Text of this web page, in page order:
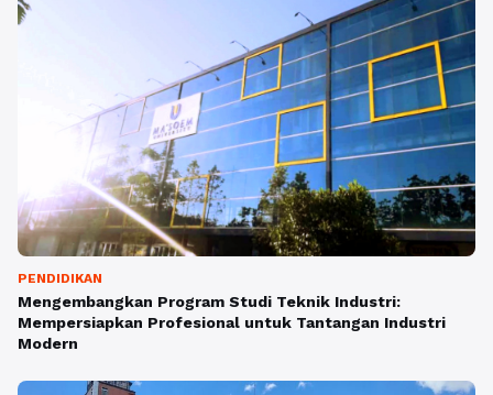
PENDIDIKAN
Mengembangkan Program Studi Teknik Industri:
Mempersiapkan Profesional untuk Tantangan Industri
Modern